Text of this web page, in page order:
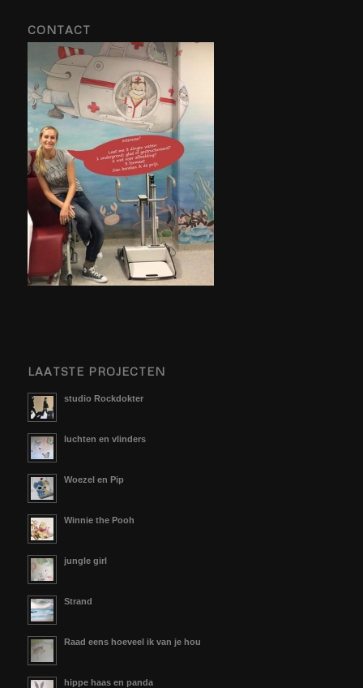
CONTACT
LAATSTE PROJECTEN
studio Rockdokter
luchten en vlinders
Woezel en Pip
Winnie the Pooh
jungle girl
Strand
Raad eens hoeveel ik van je hou
hippe haas en panda